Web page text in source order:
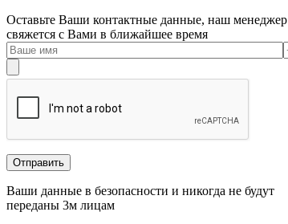
Оставьте Ваши контактные данные, наш менеджер
свяжется с Вами в ближайшее время
Ваши данные в безопасности и никогда не будут
переданы 3м лицам